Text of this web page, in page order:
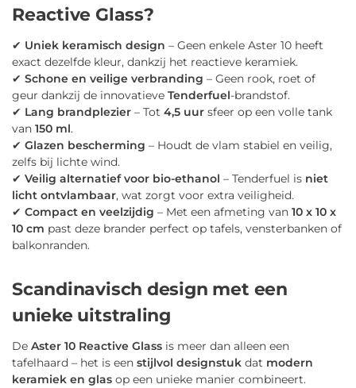
Reactive Glass?
✔ Uniek keramisch design – Geen enkele Aster 10 heeft
exact dezelfde kleur, dankzij het reactieve keramiek.
✔ Schone en veilige verbranding – Geen rook, roet of
geur dankzij de innovatieve Tenderfuel-brandstof.
✔ Lang brandplezier – Tot 4,5 uur sfeer op een volle tank
van 150 ml.
✔ Glazen bescherming – Houdt de vlam stabiel en veilig,
zelfs bij lichte wind.
✔ Veilig alternatief voor bio-ethanol – Tenderfuel is niet
licht ontvlambaar, wat zorgt voor extra veiligheid.
✔ Compact en veelzijdig – Met een afmeting van 10 x 10 x
10 cm past deze brander perfect op tafels, vensterbanken of
balkonranden.
Scandinavisch design met een
unieke uitstraling
De Aster 10 Reactive Glass is meer dan alleen een
tafelhaard – het is een stijlvol designstuk dat modern
keramiek en glas op een unieke manier combineert.